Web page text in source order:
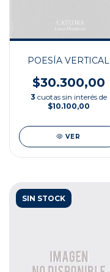
POESÍA VERTICAL
$30.300,00
3 cuotas sin interés de
$10.100,00
VER
SIN STOCK